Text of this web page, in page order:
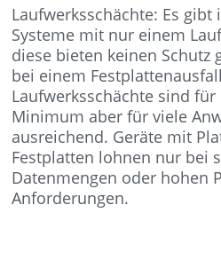
Laufwerksschächte: Es gibt
Systeme mit nur einem
diese bieten keinen Schutz
bei einem
Laufwerksschächte sind für
Minimum aber für viele
ausreichend. Geräte mit
Festplatten lohnen nur bei
Datenmengen oder hohen
Anforderungen.